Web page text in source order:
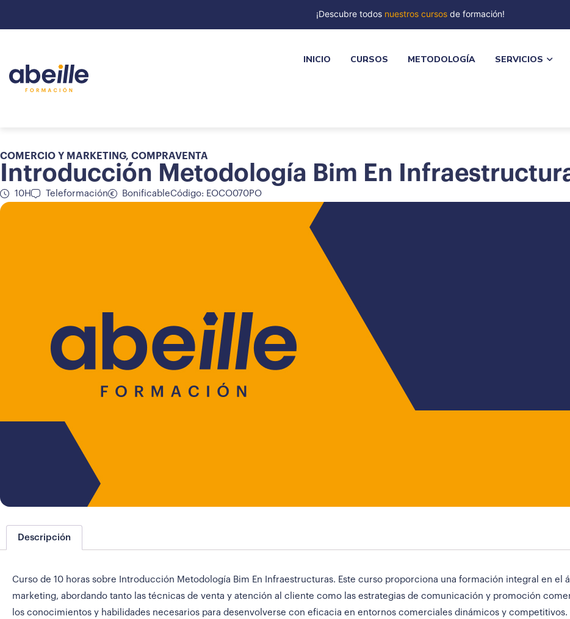
¡Descubre todos nuestros cursosde formación!
INICIO CURSOS METODOLOGÍA SERVICIOS
COMERCIO Y MARKETING, COMPRAVENTA
Introducción Metodología Bim En
10H Teleformación BonificableCódigo: EOCO070PO
Descripción
Curso de 10 horas sobre Introducción Metodología Bim En Infraestructuras. Este curso proporciona una formación integral en el
marketing, abordando tanto las técnicas de venta y atención al cliente como las estrategias de comunicación y promoción
los conocimientos y habilidades necesarios para desenvolverse con eficacia en entornos comerciales dinámicos y competitivos.